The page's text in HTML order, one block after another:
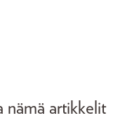
nämä artikkelit